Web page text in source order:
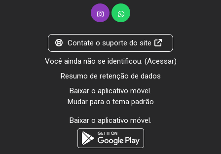
Contate o suporte do site
Você ainda não se identificou. (Acessar)
Resumo de retenção de dados
Baixar o aplicativo móvel.
Mudar para o tema padrão
Baixar o aplicativo móvel.